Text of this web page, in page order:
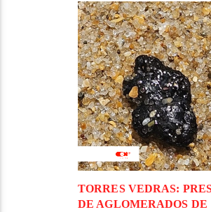
TORRES VEDRAS:
DE AGLOMERADOS DE